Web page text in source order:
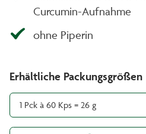
Curcumin-Aufnahme
ohne Piperin
Erhältliche Packungsgrößen
1 Pck à 60 Kps = 26 g